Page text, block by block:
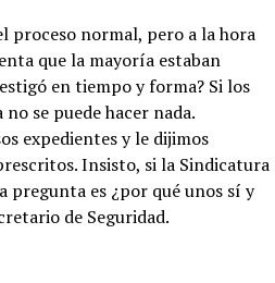
proceso normal, pero a la hora
que la mayoría estaban
en tiempo y forma? Si los
se puede hacer nada.
expedientes y le dijimos
Insisto, si la Sindicatura
pregunta es ¿por qué unos sí y
de Seguridad.